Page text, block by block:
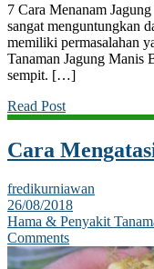
7 Cara Menanam
sangat menguntungkan
memiliki permasalahan
Tanaman Jagung Manis
sempit. […]
Read Post
Cara
fredikurniawan
26/08/2018
Hama & Penyakit
Comments